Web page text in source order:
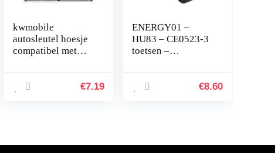
kwmobile
autosleutel hoesje
compatibel met
autosleutel (alleen
€7.19
ENERGY01 –
HU83 – CE0523-3
toetsen –
C4 C5 C6 C8 –
€8.60